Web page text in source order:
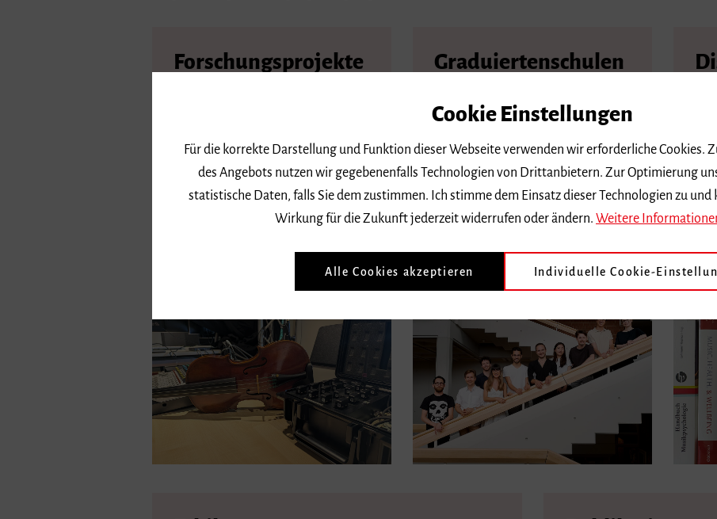
Forschungsprojekte Graduiertenschulen
den drei Graduiertenschulen
für
Cookie Einstellungen
Für die korrekte Darstellung und Funktion dieser Webseite verwenden wir erforderliche Cookies.
des Angebots nutzen wir gegebenenfalls Technologien von Drittanbietern. Zur Optimierung
statistische Daten, falls Sie dem zustimmen. Ich stimme dem Einsatz dieser Technologien zu
Wirkung für die Zukunft jederzeit widerrufen oder ändern. Weitere
Alle Cookies akzeptieren Individuelle Cookie-